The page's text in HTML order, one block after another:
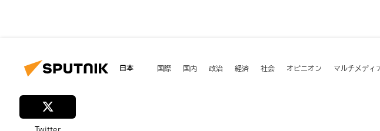
日本 国際 国内 政治 経済 社会 オピニオン マルチメディ